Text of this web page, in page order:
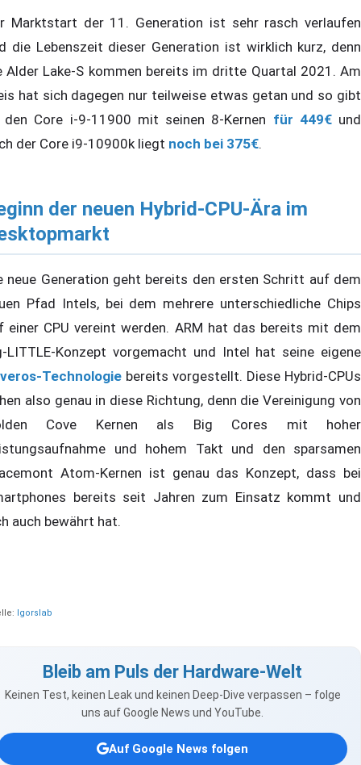
Marktstart der 11. Generation ist sehr rasch verlaufen
die Lebenszeit dieser Generation ist wirklich kurz, denn
Alder Lake-S kommen bereits im dritte Quartal 2021. Am
hat sich dagegen nur teilweise etwas getan und so gibt
den Core i-9-11900 mit seinen 8-Kernen für 449€und
der Core i9-10900k liegt noch bei 375€.
der neuen Hybrid-CPU-Ära im
neue Generation geht bereits den ersten Schritt auf dem
Pfad Intels, bei dem mehrere unterschiedliche Chips
einer CPU vereint werden. ARM hat das bereits mit dem
LITTLE-Konzept vorgemacht und Intel hat seine eigene
Technologie bereits vorgestellt. Diese Hybrid-CPUs
also genau in diese Richtung, denn die Vereinigung von
Cove Kernen als Big Cores mit hoher
und hohem Takt und den sparsamen
Atom-Kernen ist genau das Konzept, dass bei
bereits seit Jahren zum Einsatz kommt und
auch bewährt hat.
Igorslab
Bleib am Puls der Hardware-Welt
Keinen Test, keinen Leak und keinen Deep-Dive verpassen – folge
uns auf Google News und YouTube.
Auf Google News folgen